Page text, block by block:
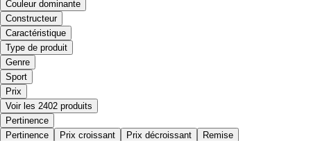
Couleur dominante
Constructeur
Caractéristique
Type de produit
Genre
Sport
Prix
Voir les 2402 produits
Pertinence
Pertinence
Prix croissant Prix décroissant Remise